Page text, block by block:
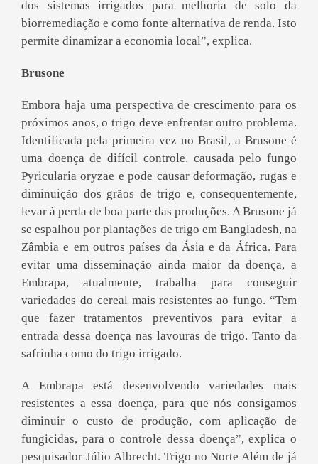
dos sistemas irrigados para melhoria de solo da
biorremediação e como fonte alternativa de renda. Isto
permite dinamizar a economia local”, explica.
Brusone
Embora haja uma perspectiva de crescimento para os
próximos anos, o trigo deve enfrentar outro problema.
Identificada pela primeira vez no Brasil, a Brusone é
uma doença de difícil controle, causada pelo fungo
Pyricularia oryzae e pode causar deformação, rugas e
diminuição dos grãos de trigo e, consequentemente,
levar à perda de boa parte das produções. A Brusone já
se espalhou por plantações de trigo em Bangladesh, na
Zâmbia e em outros países da Ásia e da África. Para
evitar uma disseminação ainda maior da doença, a
Embrapa, atualmente, trabalha para conseguir
variedades do cereal mais resistentes ao fungo. “Tem
que fazer tratamentos preventivos para evitar a
entrada dessa doença nas lavouras de trigo. Tanto da
safrinha como do trigo irrigado.
A Embrapa está desenvolvendo variedades mais
resistentes a essa doença, para que nós consigamos
diminuir o custo de produção, com aplicação de
fungicidas, para o controle dessa doença”, explica o
pesquisador Júlio Albrecht. Trigo no Norte Além de já